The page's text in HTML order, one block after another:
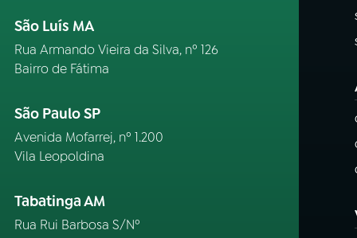
São Luís MA
Rua Armando Vieira da Silva, nº 126
Bairro de Fátima
São Paulo SP
Avenida Mofarrej, nº 1.200
Vila Leopoldina
Tabatinga AM
Rua Rui Barbosa S/Nº